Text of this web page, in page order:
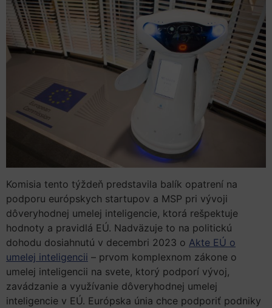
Komisia tento týždeň predstavila balík opatrení na
podporu európskych startupov a MSP pri vývoji
dôveryhodnej umelej inteligencie, ktorá rešpektuje
hodnoty a pravidlá EÚ. Nadväzuje to na politickú
dohodu dosiahnutú v decembri 2023 o Akte EÚ o
umelej inteligencii – prvom komplexnom zákone o
umelej inteligencii na svete, ktorý podporí vývoj,
zavádzanie a využívanie dôveryhodnej umelej
inteligencie v EÚ. Európska únia chce podporiť podniky